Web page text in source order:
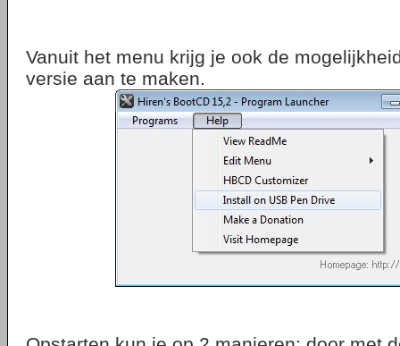
Vanuit het menu krijg je ook de
versie aan te maken.